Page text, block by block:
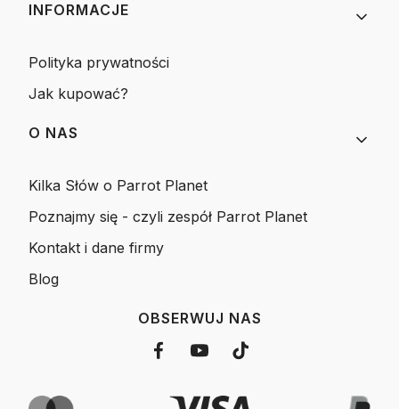
INFORMACJE
Polityka prywatności
Jak kupować?
O NAS
Kilka Słów o Parrot Planet
Poznajmy się - czyli zespół Parrot Planet
Kontakt i dane firmy
Blog
OBSERWUJ NAS